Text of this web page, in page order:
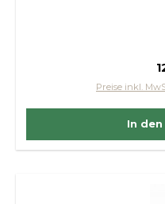
Preise inkl.
In